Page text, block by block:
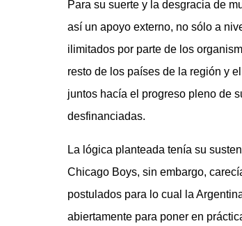
Para su suerte y la desgracia de
así un apoyo externo, no sólo a
ilimitados por parte de los
resto de los países de la región y
juntos hacía el progreso pleno de
desfinanciadas.
La lógica planteada tenía su
Chicago Boys, sin embargo,
postulados para lo cual la
abiertamente para poner en